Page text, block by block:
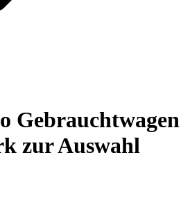
Gebrauchtwagen
zur Auswahl